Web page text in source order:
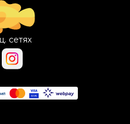
сетях